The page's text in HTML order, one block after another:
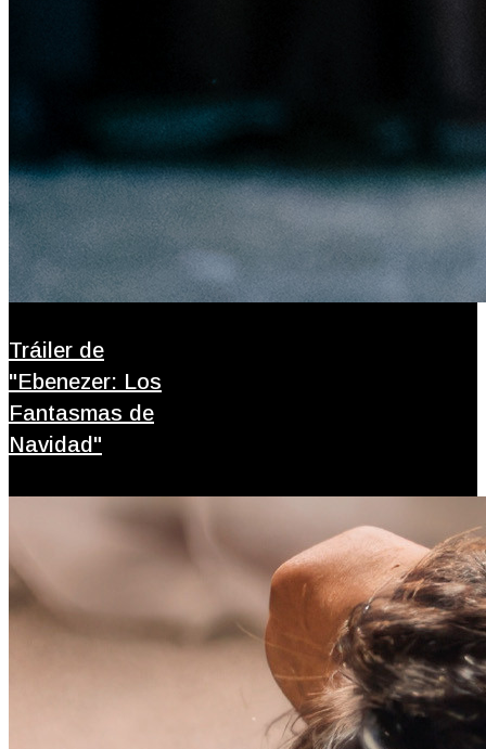
Tráiler de
"Ebenezer: Los
Fantasmas de
Navidad"